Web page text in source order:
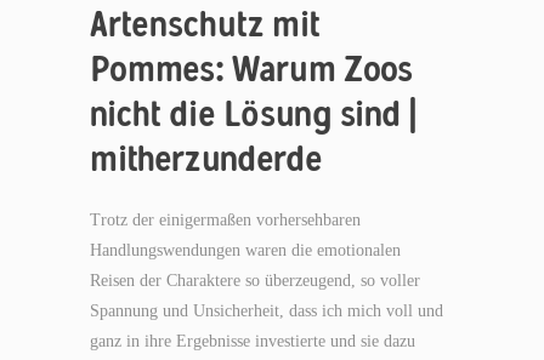
Artenschutz mit
Pommes: Warum Zoos
nicht die Lösung sind |
mitherzunderde
Trotz der einigermaßen vorhersehbaren
Handlungswendungen waren die emotionalen
Reisen der Charaktere so überzeugend, so voller
Spannung und Unsicherheit, dass ich mich voll und
ganz in ihre Ergebnisse investierte und sie dazu